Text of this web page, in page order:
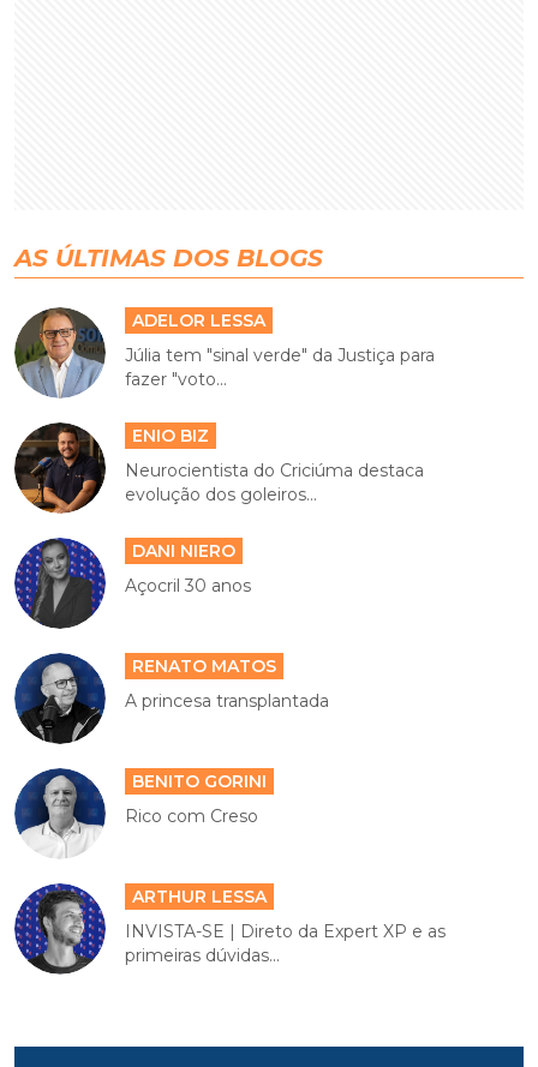
AS ÚLTIMAS DOS BLOGS
ADELOR LESSA
Júlia tem "sinal verde" da Justiça para
fazer "voto...
ENIO BIZ
Neurocientista do Criciúma destaca
evolução dos goleiros...
DANI NIERO
Açocril 30 anos
RENATO MATOS
A princesa transplantada
BENITO GORINI
Rico com Creso
ARTHUR LESSA
INVISTA-SE | Direto da Expert XP e as
primeiras dúvidas...